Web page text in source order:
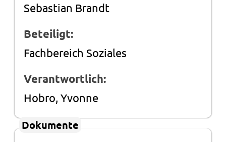
Sebastian Brandt
Beteiligt:
Fachbereich Soziales
Verantwortlich:
Hobro, Yvonne
Dokumente